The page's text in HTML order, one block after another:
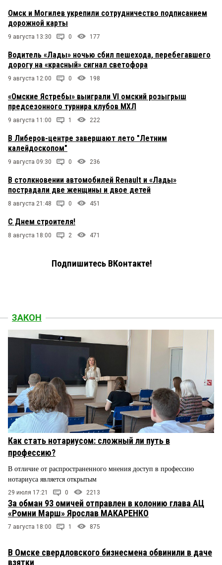
Омск и Могилев укрепили сотрудничество подписанием
дорожной карты
9 августа 13:30 0 177
Водитель «Лады» ночью сбил пешехода, перебегавшего
дорогу на «красный» сигнал светофора
9 августа 12:00 0 198
«Омские Ястребы» выиграли VI омский розыгрыш
предсезонного турнира клубов МХЛ
9 августа 11:00 1 222
В Либеров-центре завершают лето "Летним
калейдоскопом"
9 августа 09:30 0 236
В столкновении автомобилей Renault и «Лады»
пострадали две женщины и двое детей
8 августа 21:48 0 451
С Днем строителя!
8 августа 18:00 2 471
Подпишитесь ВКонтакте!
ЗАКОН
Как стать нотариусом: сложный ли путь в
профессию?
В отличие от распространенного мнения доступ в профессию
нотариуса является открытым
29 июля 17:21 0 2213
За обман 93 омичей отправлен в колонию глава АЦ
«Ромни Марш» Ярослав МАКАРЕНКО
7 августа 18:00 1 875
В Омске свердловского бизнесмена обвинили в даче
взятки